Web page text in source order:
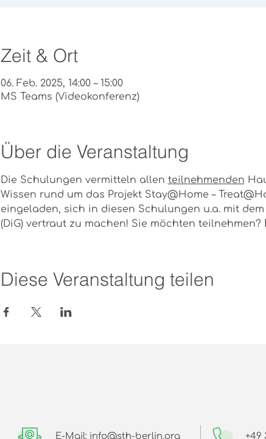
Zeit & Ort
06. Feb. 2025, 14:00 – 15:00
MS Teams (Videokonferenz)
Über die Veranstaltung
Die Schulungen vermitteln allen teilnehmenden
Wissen rund um das Projekt Stay@Home –
eingeladen, sich in diesen Schulungen u.a. mit
(DiG) vertraut zu machen! Sie möchten teilnehmen?
Diese Veranstaltung teilen
E-Mail: info@sth-berlin.org +49